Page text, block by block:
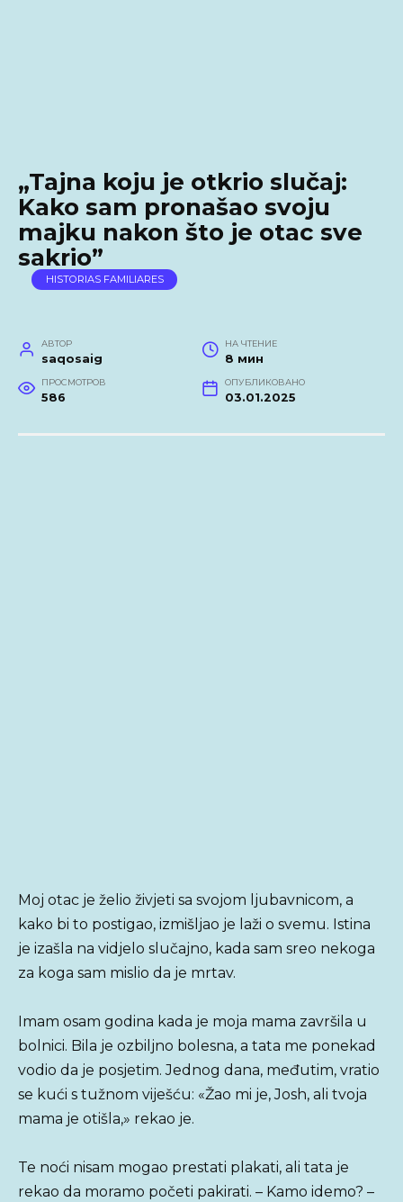
„Tajna koju je otkrio slučaj:
Kako sam pronašao svoju
majku nakon što je otac sve
sakrio”
HISTORIAS FAMILIARES
АВТОР
saqosaig
НА ЧТЕНИЕ
8 мин
ПРОСМОТРОВ
586
ОПУБЛИКОВАНО
03.01.2025
Moj otac je želio živjeti sa svojom ljubavnicom, a
kako bi to postigao, izmišljao je laži o svemu. Istina
je izašla na vidjelo slučajno, kada sam sreo nekoga
za koga sam mislio da je mrtav.
Imam osam godina kada je moja mama završila u
bolnici. Bila je ozbiljno bolesna, a tata me ponekad
vodio da je posjetim. Jednog dana, međutim, vratio
se kući s tužnom viješću: «Žao mi je, Josh, ali tvoja
mama je otišla,» rekao je.
Te noći nisam mogao prestati plakati, ali tata je
rekao da moramo početi pakirati. – Kamo idemo? –